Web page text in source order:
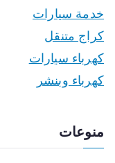
خدمة سيارات
كراج متنقل
كهرباء سيارات
كهرباء وبنشر
منوعات